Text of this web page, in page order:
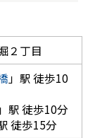
２丁目
」駅 徒歩10
」駅 徒歩10分
徒歩15分